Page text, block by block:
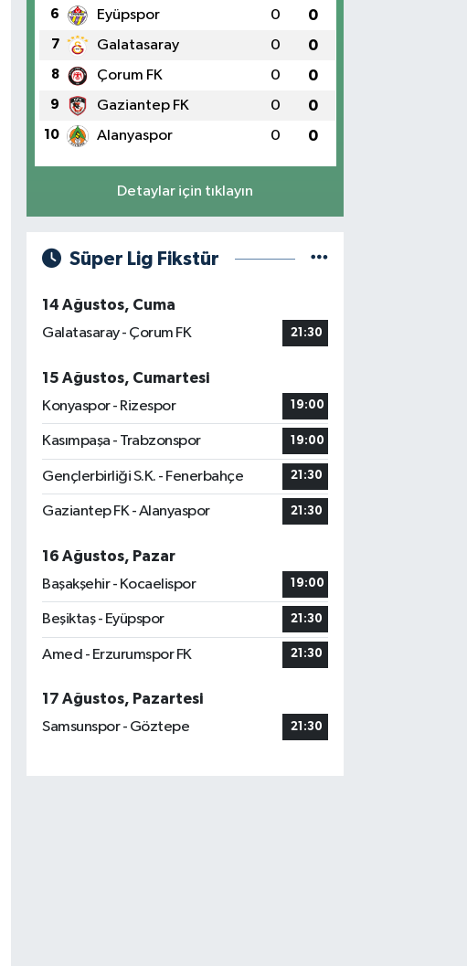
6 Eyüpspor 0 0
7 Galatasaray 0 0
8 Çorum FK 0 0
9 Gaziantep FK 0 0
10 Alanyaspor 0 0
Detaylar için tıklayın
Süper Lig Fikstür
14 Ağustos, Cuma
Galatasaray - Çorum FK
21:30
15 Ağustos, Cumartesi
Konyaspor - Rizespor
19:00
Kasımpaşa - Trabzonspor 19:00
Gençlerbirliği S.K. - Fenerbahçe 21:30
Gaziantep FK - Alanyaspor 21:30
16 Ağustos, Pazar
Başakşehir - Kocaelispor
19:00
Beşiktaş - Eyüpspor 21:30
Amed - Erzurumspor FK 21:30
17 Ağustos, Pazartesi
Samsunspor - Göztepe
21:30